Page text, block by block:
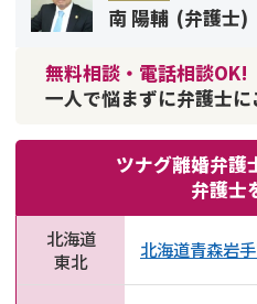
南 陽輔 (弁護士)
無料相談・電話相談OK!
一人で悩まずに弁護士に
ツナグ離婚弁護
弁護士
北海道
東北
北海道青森岩手